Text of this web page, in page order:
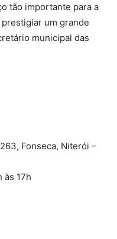
tão importante para a
um grande
municipal das
Fonseca, Niterói –
às 17h